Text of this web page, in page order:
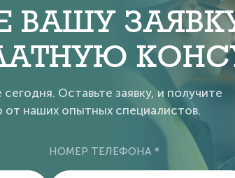
ВАШУ
Оставьте заявку, и получите
от наших опытных специалистов.
НОМЕР ТЕЛЕФОНА *